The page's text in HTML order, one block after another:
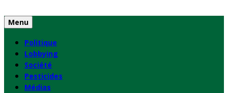
to
content
Menu
Politique
Lobbying
Société
Pesticides
Médias